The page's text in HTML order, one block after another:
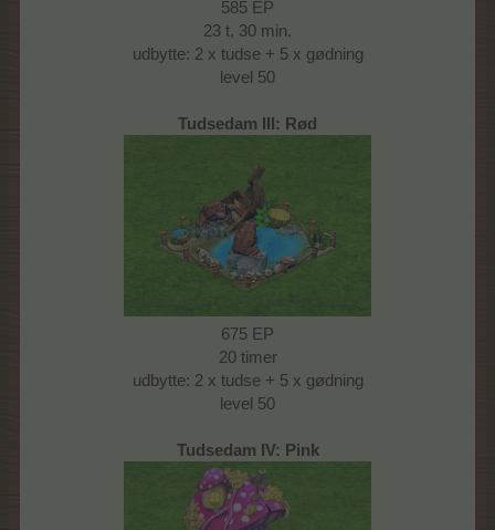
585 EP
23 t, 30 min.
udbytte: 2 x tudse + 5 x gødning
level 50
Tudsedam III: Rød
675 EP
20 timer
udbytte: 2 x tudse + 5 x gødning
level 50
Tudsedam IV: Pink